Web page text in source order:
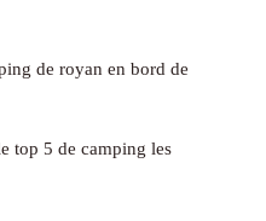
de royan en bord de
top 5 de camping les